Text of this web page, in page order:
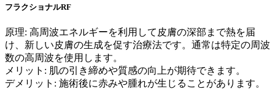
フラクショナルRF
原理: 高周波エネルギーを利用して皮膚の深部まで熱を届
け、新しい皮膚の生成を促す治療法です。通常は特定の周波
数の高周波を使用します。
メリット: 肌の引き締めや質感の向上が期待できます。
デメリット: 施術後に赤みや腫れが生じることがあります。